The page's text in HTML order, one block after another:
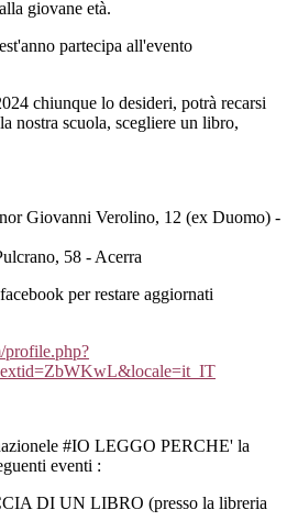
giovane età.
partecipa all'evento
chiunque lo desideri, potrà recarsi
nostra scuola, scegliere un libro,
Giovanni Verolino, 12 (ex Duomo) -
58 - Acerra
per restare aggiornati
profile.php?
#IO LEGGO PERCHE' la
eventi :
DI UN LIBRO (presso la libreria